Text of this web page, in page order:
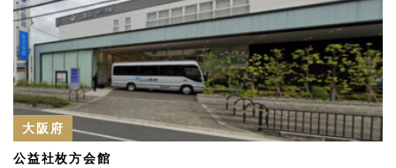
大阪府
公益社枚方会館